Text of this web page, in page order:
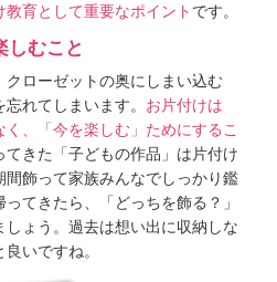
育として重要なポイント です。
しむこと
クローゼットの奥にしまい込む
れてしまいます。 お片付けは
く、「今を楽しむ」ためにするこ
てきた「子どもの作品」は片付け
間飾って家族みんなでしっかり鑑
てきたら、「どっちを飾る？」
しょう。過去は想い出に収納しな
いですね。